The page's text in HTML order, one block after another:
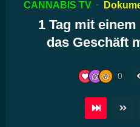
Player
CANNABIS TV
1 Tag mit
das Geschäft
0